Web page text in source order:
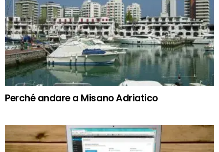
Perché andare a Misano Adriatico